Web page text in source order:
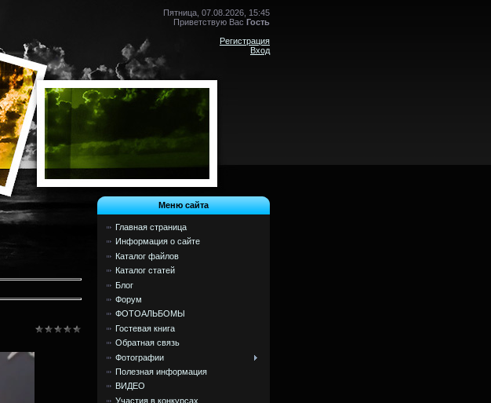
Пятница, 07.08.2026, 15:45
Приветствую Вас Гость
Регистрация
Вход
Меню сайта
Главная страница
Информация о сайте
Каталог файлов
Каталог статей
Блог
Форум
ФОТОАЛЬБОМЫ
Гостевая книга
Обратная связь
Фотографии
Полезная информация
ВИДЕО
Участия в конкурсах